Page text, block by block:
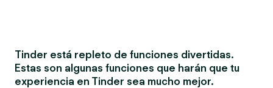
Tinder está repleto de funciones divertidas.
Estas son algunas funciones que harán que tu
experiencia en Tinder sea mucho mejor.